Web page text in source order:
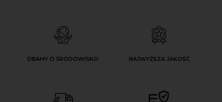
DBAMY O ŚRODOWISKO NAJWYŻSZA JAKOŚĆ